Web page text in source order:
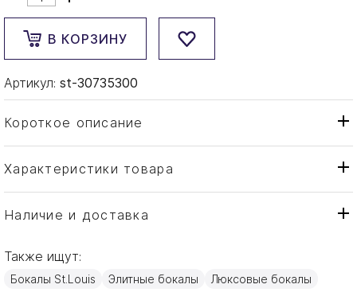
В КОРЗИНУ
Артикул: st-30735300
Короткое описание
Характеристики товара
Тип товара
Бокал
Бренд
Страна производителя
Материал
Золото, Хрусталь
Наличие и доставка
Также ищут:
Бокалы St.Louis Элитные бокалы Люксовые бокалы